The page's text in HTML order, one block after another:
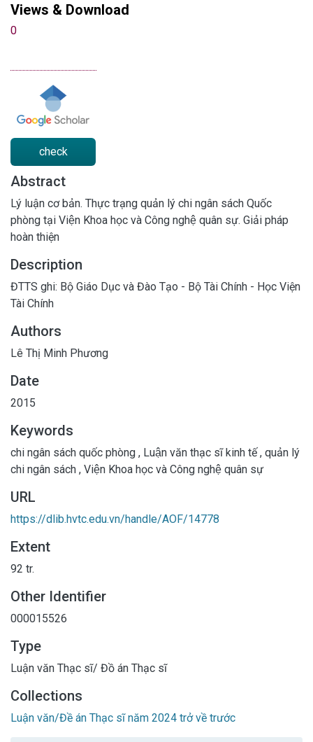
Views & Download
0
check
Abstract
Lý luận cơ bản. Thực trạng quản lý chi ngân sách Quốc
phòng tại Viện Khoa học và Công nghệ quân sự. Giải pháp
hoàn thiện
Description
ĐTTS ghi: Bộ Giáo Dục và Đào Tạo - Bộ Tài Chính - Học Viện
Tài Chính
Authors
Lê Thị Minh Phương
Date
2015
Keywords
chi ngân sách quốc phòng , Luận văn thạc sĩ kinh tế, quản lý
chi ngân sách , Viện Khoa học và Công nghệ quân sự
URL
https://dlib.hvtc.edu.vn/handle/AOF/14778
Extent
92 tr.
Other Identifier
000015526
Type
Luận văn Thạc sĩ/ Đồ án Thạc sĩ
Collections
Luận văn/Đề án Thạc sĩ năm 2024 trở về trước